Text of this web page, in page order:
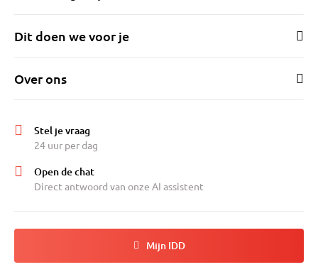
Dit doen we voor je
Over ons
Stel je vraag
24 uur per dag
Open de chat
Direct antwoord van onze AI assistent
Mijn IDD